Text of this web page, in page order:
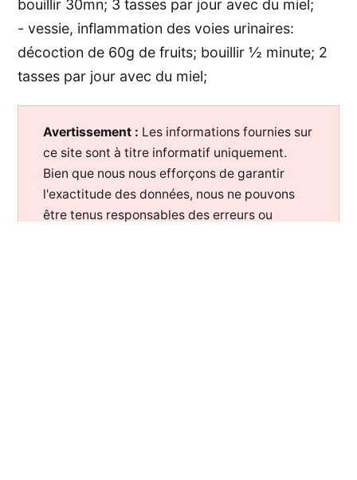
bouillir 30mn; 3 tasses par jour avec du miel;
- vessie, inflammation des voies urinaires:
décoction de 60g de fruits; bouillir ½ minute; 2
tasses par jour avec du miel;
Avertissement : Les informations fournies sur
ce site sont à titre informatif uniquement.
Bien que nous nous efforçons de garantir
l'exactitude des données, nous ne pouvons
être tenus responsables des erreurs ou